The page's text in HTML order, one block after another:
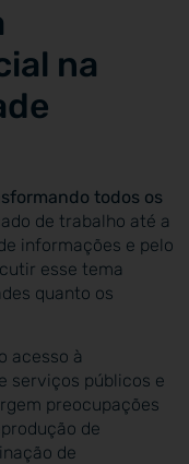
na
todos os
de trabalho até a
informações e pelo
esse tema
quanto os
acesso à
serviços públicos e
preocupações
de
de